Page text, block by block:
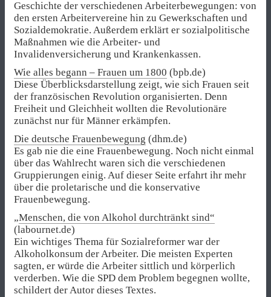
Geschichte der verschiedenen Arbeiterbewegungen: von
den ersten Arbeitervereine hin zu Gewerkschaften und
Sozialdemokratie. Außerdem erklärt er sozialpolitische
Maßnahmen wie die Arbeiter- und
Invalidenversicherung und Krankenkassen.
Wie alles begann – Frauen um 1800 (bpb.de)
Diese Überblicksdarstellung zeigt, wie sich Frauen seit
der französischen Revolution organisierten. Denn
Freiheit und Gleichheit wollten die Revolutionäre
zunächst nur für Männer erkämpfen.
Die deutsche Frauenbewegung (dhm.de)
Es gab nie die eine Frauenbewegung. Noch nicht einmal
über das Wahlrecht waren sich die verschiedenen
Gruppierungen einig. Auf dieser Seite erfahrt ihr mehr
über die proletarische und die konservative
Frauenbewegung.
„Menschen, die von Alkohol durchtränkt sind“
(labournet.de)
Ein wichtiges Thema für Sozialreformer war der
Alkoholkonsum der Arbeiter. Die meisten Experten
sagten, er würde die Arbeiter sittlich und körperlich
verderben. Wie die SPD dem Problem begegnen wollte,
schildert der Autor dieses Textes.